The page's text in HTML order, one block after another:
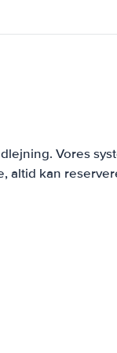
Vores
altid kan